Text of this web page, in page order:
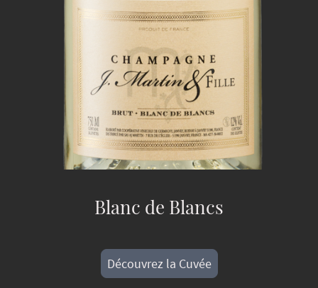
Blanc de Blancs
Découvrez la Cuvée